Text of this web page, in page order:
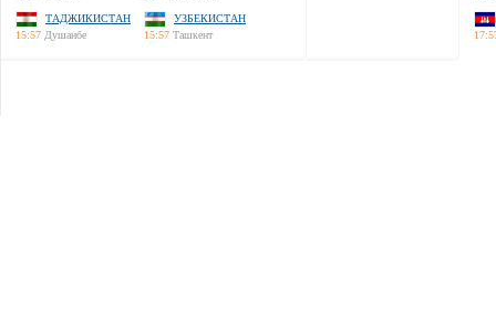
ТАДЖИКИСТАН
15:57 Душанбе
УЗБЕКИСТАН
15:57 Ташкент